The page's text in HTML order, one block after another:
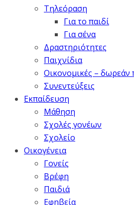
Τηλεόραση
Για το παιδί
Για σένα
Δραστηριότητες
Παιχνίδια
Οικονομικές – δωρεάν
Συνεντεύξεις
Εκπαίδευση
Μάθηση
Σχολές γονέων
Σχολείο
Οικογένεια
Γονείς
Βρέφη
Παιδιά
Εφηβεία